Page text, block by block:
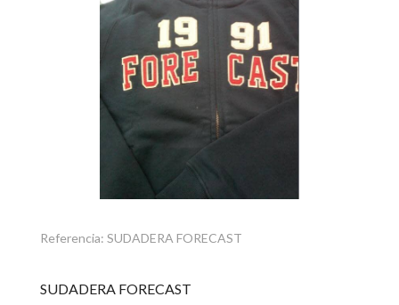
Referencia: SUDADERA FORECAST
SUDADERA FORECAST